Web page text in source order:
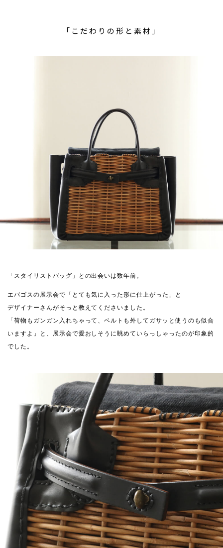
「こだわりの形と素材」
「スタイリストバッグ」との出会いは数年前。
エバゴスの展示会で「とても気に入った形に仕上がった」と
デザイナーさんがそっと教えてくださいました。
「荷物もガンガン入れちゃって、ベルトも外してガサッと使うのも似合
いますよ」と、展示会で愛おしそうに眺めていらっしゃったのが印象的
でした。